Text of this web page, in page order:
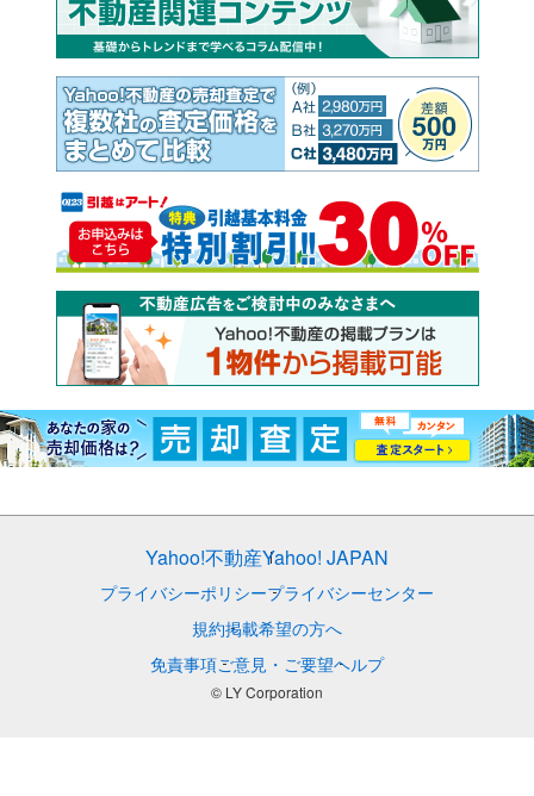
Yahoo!不動産Yahoo! JAPAN
プライバシーポリシープライバシーセンター
規約掲載希望の方へ
免責事項ご意見・ご要望ヘルプ
© LY Corporation